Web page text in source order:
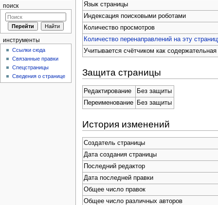
Язык страницы
Индексация поисковыми роботами
Количество просмотров
Количество перенаправлений на эту
Учитывается счётчиком как содержательная
Защита страницы
Редактирование
Без защиты
Переименование
Без защиты
История изменений
Создатель страницы
Дата создания страницы
Последний редактор
Дата последней правки
Общее число правок
Общее число различных авторов
поиск
инструменты
Ссылки сюда
Связанные правки
Спецстраницы
Сведения о странице